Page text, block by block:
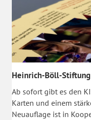
Heinrich-Böll-Stiftung
Ab sofort gibt es den
Karten und einem
Neuauflage ist in